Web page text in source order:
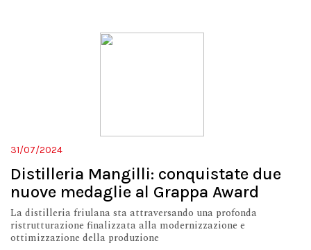
31/07/2024
Distilleria Mangilli: conquistate due
nuove medaglie al Grappa Award
La distilleria friulana sta attraversando una profonda
ristrutturazione finalizzata alla modernizzazione e
ottimizzazione della produzione